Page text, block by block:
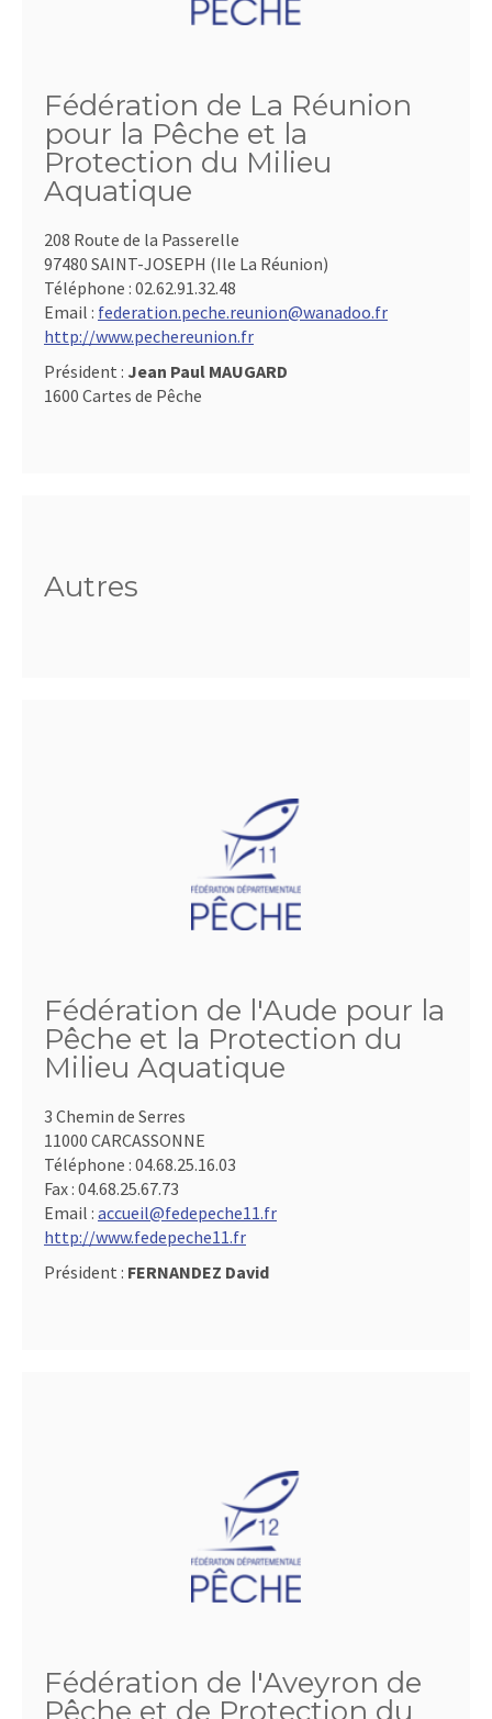
Fédération de La Réunion
pour la Pêche et la
Protection du Milieu
Aquatique
208 Route de la Passerelle
97480 SAINT-JOSEPH (Ile La Réunion)
Téléphone : 02.62.91.32.48
Email : federation.peche.reunion@wanadoo.fr
http://www.pechereunion.fr
Président : Jean Paul MAUGARD
1600 Cartes de Pêche
Autres
Fédération de l'Aude pour la
Pêche et la Protection du
Milieu Aquatique
3 Chemin de Serres
11000 CARCASSONNE
Téléphone : 04.68.25.16.03
Fax : 04.68.25.67.73
Email : accueil@fedepeche11.fr
http://www.fedepeche11.fr
Président : FERNANDEZ David
Fédération de l'Aveyron de
Pêche et de Protection du